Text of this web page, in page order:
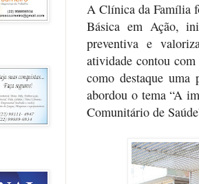
A Clínica da Família
Básica em Ação,
preventiva e
atividade contou
como destaque uma
abordou o tema “A
Comunitário de